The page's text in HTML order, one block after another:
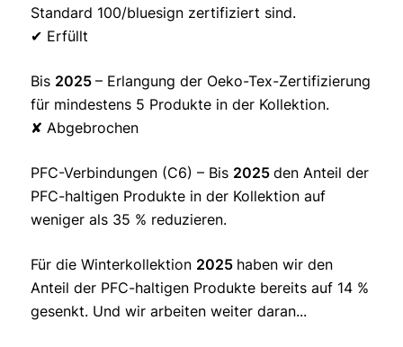
Standard 100/bluesign zertifiziert sind.
✔ Erfüllt
Bis 2025– Erlangung der Oeko-Tex-Zertifizierung
für mindestens 5 Produkte in der Kollektion.
✘ Abgebrochen
PFC-Verbindungen (C6) – Bis 2025den Anteil der
PFC-haltigen Produkte in der Kollektion auf
weniger als 35 % reduzieren.
Für die Winterkollektion 2025 haben wir den
Anteil der PFC-haltigen Produkte bereits auf 14 %
gesenkt. Und wir arbeiten weiter daran...